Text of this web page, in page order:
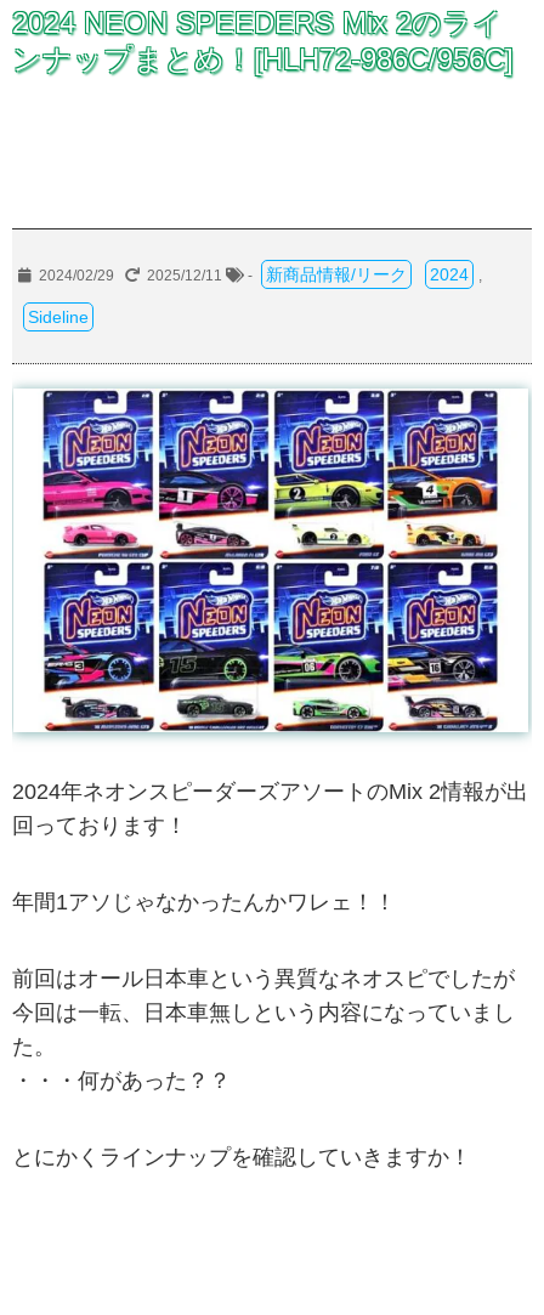
2024 NEON SPEEDERS Mix 2のライ
ンナップまとめ！[HLH72-986C/956C]
2024/02/29 2025/12/11 - 新商品情報/リーク 2024
Sideline
2024年ネオンスピーダーズアソートのMix 2情報が出
回っております！
年間1アソじゃなかったんかワレェ！！
前回はオール日本車という異質なネオスピでしたが
今回は一転、日本車無しという内容になっていまし
た。
・・・何があった？？
とにかくラインナップを確認していきますか！